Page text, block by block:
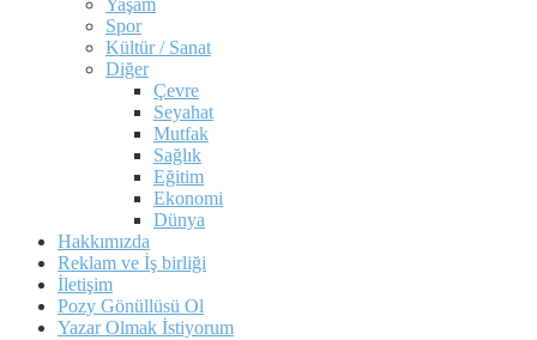
Yaşam
Spor
Kültür / Sanat
Diğer
Çevre
Seyahat
Mutfak
Sağlık
Eğitim
Ekonomi
Dünya
Hakkımızda
Reklam ve İş birliği
İletişim
Pozy Gönüllüsü Ol
Yazar Olmak İstiyorum